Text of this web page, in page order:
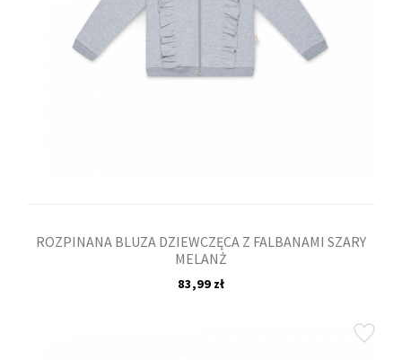
ROZPINANA BLUZA DZIEWCZĘCA Z FALBANAMI SZARY
MELANŻ
83,99 zł